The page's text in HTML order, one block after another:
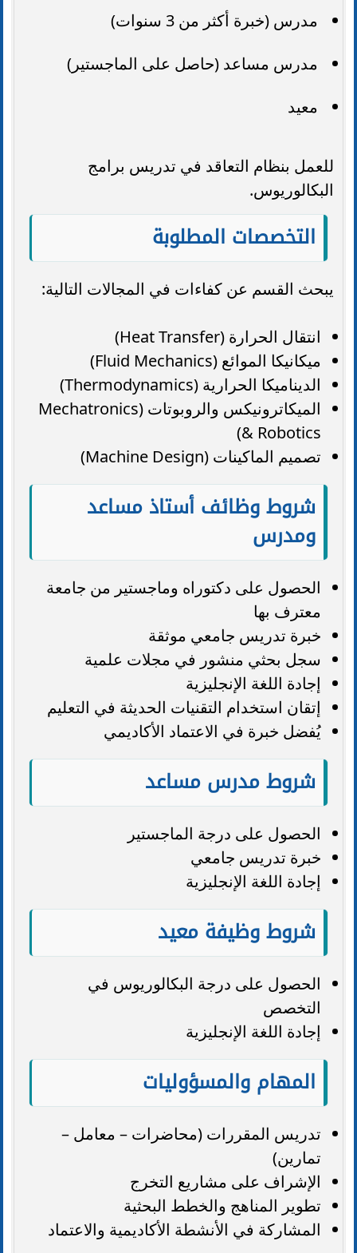
مدرس (خبرة أكثر من 3 سنوات)
مدرس مساعد (حاصل على الماجستير)
معيد
للعمل بنظام التعاقد في تدريس برامج
البكالوريوس.
التخصصات المطلوبة
يبحث القسم عن كفاءات في المجالات التالية:
انتقال الحرارة (Heat Transfer)
ميكانيكا الموائع (Fluid Mechanics)
الديناميكا الحرارية (Thermodynamics)
الميكاترونيكس والروبوتات (Mechatronics
& Robotics)
تصميم الماكينات (Machine Design)
شروط وظائف أستاذ مساعد
ومدرس
الحصول على دكتوراه وماجستير من جامعة
معترف بها
خبرة تدريس جامعي موثقة
سجل بحثي منشور في مجلات علمية
إجادة اللغة الإنجليزية
إتقان استخدام التقنيات الحديثة في التعليم
يُفضل خبرة في الاعتماد الأكاديمي
شروط مدرس مساعد
الحصول على درجة الماجستير
خبرة تدريس جامعي
إجادة اللغة الإنجليزية
شروط وظيفة معيد
الحصول على درجة البكالوريوس في
التخصص
إجادة اللغة الإنجليزية
المهام والمسؤوليات
تدريس المقررات (محاضرات – معامل –
تمارين)
الإشراف على مشاريع التخرج
تطوير المناهج والخطط البحثية
المشاركة في الأنشطة الأكاديمية والاعتماد